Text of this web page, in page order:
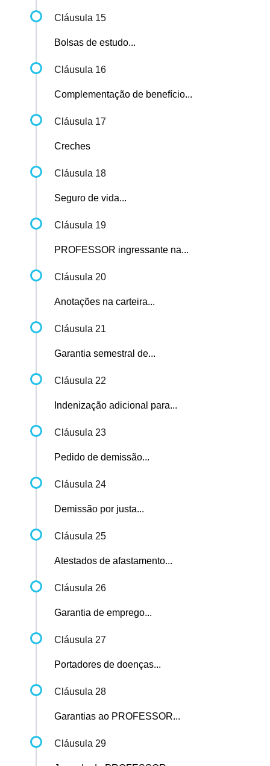
Cláusula 15
Bolsas de estudo...
Cláusula 16
Complementação de benefício...
Cláusula 17
Creches
Cláusula 18
Seguro de vida...
Cláusula 19
PROFESSOR ingressante na...
Cláusula 20
Anotações na carteira...
Cláusula 21
Garantia semestral de...
Cláusula 22
Indenização adicional para...
Cláusula 23
Pedido de demissão...
Cláusula 24
Demissão por justa...
Cláusula 25
Atestados de afastamento...
Cláusula 26
Garantia de emprego...
Cláusula 27
Portadores de doenças...
Cláusula 28
Garantias ao PROFESSOR...
Cláusula 29